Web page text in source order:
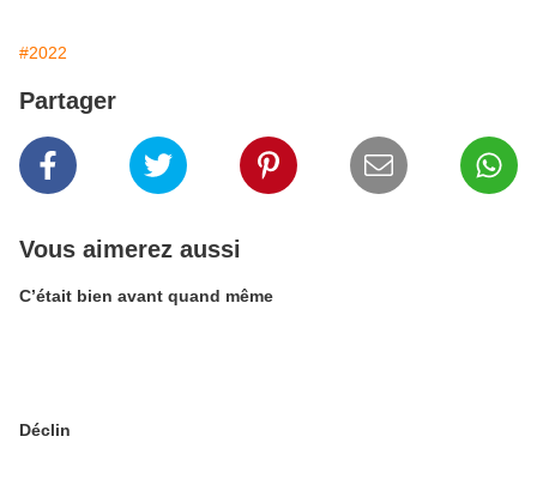
#2022
Partager
Vous aimerez aussi
C’était bien avant quand même
Déclin